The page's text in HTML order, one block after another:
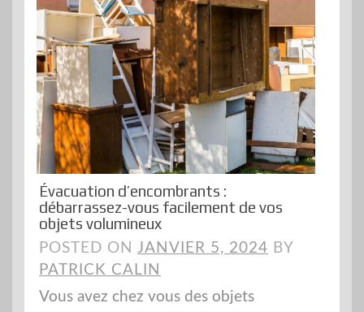
Évacuation d’encombrants :
débarrassez-vous facilement de vos
objets volumineux
POSTED ON JANVIER 5, 2024 BY
PATRICK CALIN
Vous avez chez vous des objets